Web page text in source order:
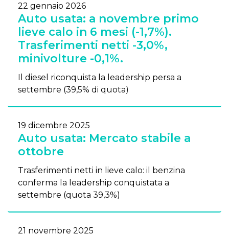
22 gennaio 2026
Auto usata: a novembre primo
lieve calo in 6 mesi (-1,7%).
Trasferimenti netti -3,0%,
minivolture -0,1%.
Il diesel riconquista la leadership persa a
settembre (39,5% di quota)
19 dicembre 2025
Auto usata: Mercato stabile a
ottobre
Trasferimenti netti in lieve calo: il benzina
conferma la leadership conquistata a
settembre (quota 39,3%)
21 novembre 2025